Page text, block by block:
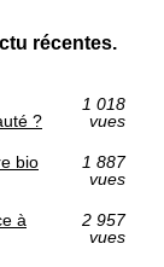
récentes.
?
1 018
vues
bio
1 887
vues
à
2 957
vues